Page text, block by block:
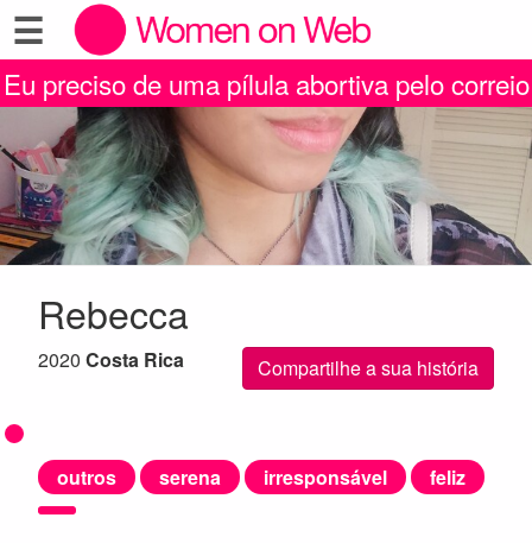
☰
Eu preciso de uma pílula abortiva pelo correio
Rebecca
Compartilhe a sua história
2020 Costa Rica
outros serena irresponsável feliz